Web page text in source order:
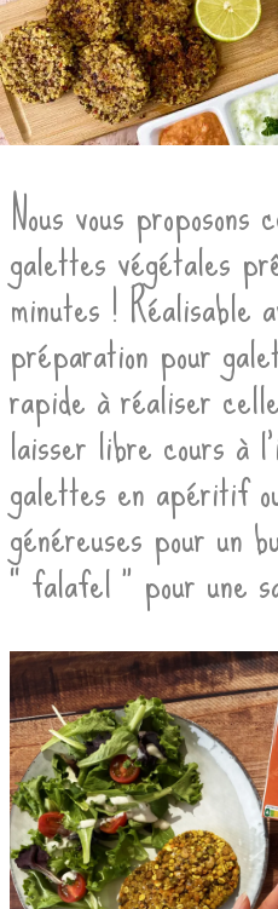
Nous vous
galettes végétales
minutes ! Réalisable
préparation pour
rapide à réaliser
laisser libre cours à
galettes en apéritif
généreuses pour un
« falafel » pour une